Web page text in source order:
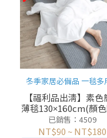
冬季家居必備品 一毯多
可當披肩、蓋毯、保暖
過SGS認證
【福利品出清】素色
薄毯130×160cm(顏
出貨)
已銷售：4509
NT$90 ~NT$180